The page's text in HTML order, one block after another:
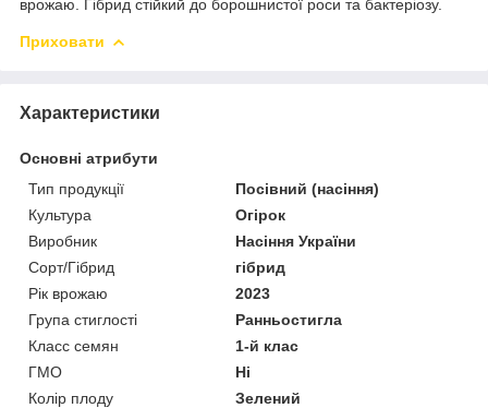
врожаю. Гібрид стійкий до борошнистої роси та бактеріозу.
Приховати
Характеристики
Основні атрибути
Тип продукції
Посівний (насіння)
Культура
Огірок
Виробник
Насіння України
Сорт/Гібрид
гібрид
Рік врожаю
2023
Група стиглості
Ранньостигла
Класс семян
1-й клас
ГМО
Ні
Колір плоду
Зелений